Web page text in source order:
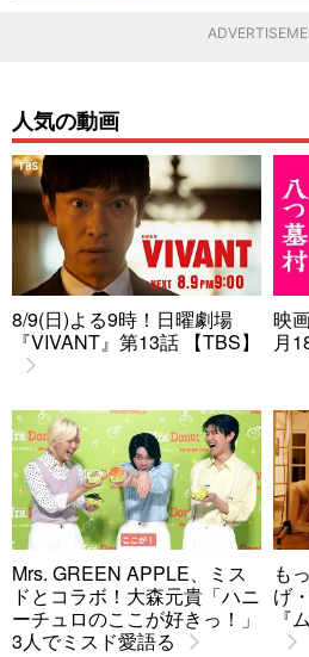
人気の動画
8/9(日)よる9時！日曜劇場
『VIVANT』第13話 【TBS】
映
月
Mrs. GREEN APPLE、ミス
ドとコラボ！大森元貴「ハニ
ーチュロのここが好きっ！」
3人でミスド愛語る
も
げ
『